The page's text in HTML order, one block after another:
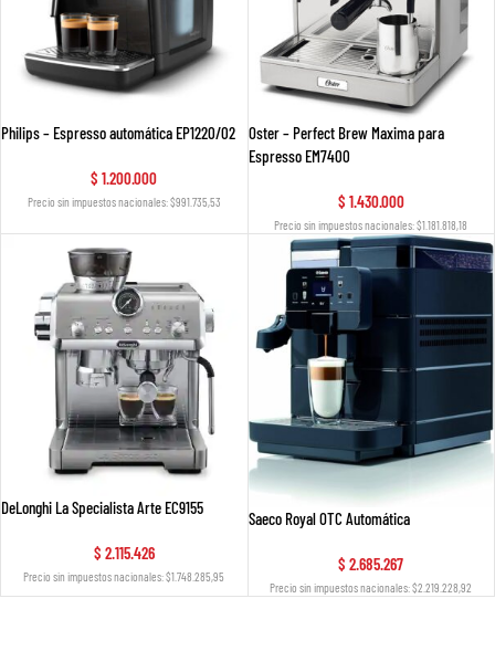
Philips – Espresso automática EP1220/02
$ 1.200.000
Precio sin impuestos nacionales: $991.735,53
Oster – Perfect Brew Maxima para
Espresso EM7400
$ 1.430.000
Precio sin impuestos nacionales: $1.181.818,18
DeLonghi La Specialista Arte EC9155
$ 2.115.426
Precio sin impuestos nacionales: $1.748.285,95
Saeco Royal OTC Automática
$ 2.685.267
Precio sin impuestos nacionales: $2.219.228,92